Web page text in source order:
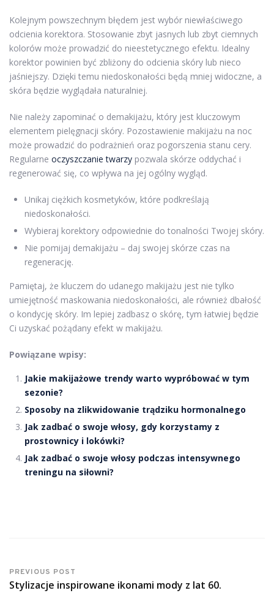
Kolejnym powszechnym błędem jest wybór niewłaściwego
odcienia korektora. Stosowanie zbyt jasnych lub zbyt ciemnych
kolorów może prowadzić do nieestetycznego efektu. Idealny
korektor powinien być zbliżony do odcienia skóry lub nieco
jaśniejszy. Dzięki temu niedoskonałości będą mniej widoczne, a
skóra będzie wyglądała naturalniej.
Nie należy zapominać o demakijażu, który jest kluczowym
elementem pielęgnacji skóry. Pozostawienie makijażu na noc
może prowadzić do podrażnień oraz pogorszenia stanu cery.
Regularne oczyszczanie twarzy pozwala skórze oddychać i
regenerować się, co wpływa na jej ogólny wygląd.
Unikaj ciężkich kosmetyków, które podkreślają
niedoskonałości.
Wybieraj korektory odpowiednie do tonalności Twojej skóry.
Nie pomijaj demakijażu – daj swojej skórze czas na
regenerację.
Pamiętaj, że kluczem do udanego makijażu jest nie tylko
umiejętność maskowania niedoskonałości, ale również dbałość
o kondycję skóry. Im lepiej zadbasz o skórę, tym łatwiej będzie
Ci uzyskać pożądany efekt w makijażu.
Powiązane wpisy:
Jakie makijażowe trendy warto wypróbować w tym
sezonie?
Sposoby na zlikwidowanie trądziku hormonalnego
Jak zadbać o swoje włosy, gdy korzystamy z
prostownicy i lokówki?
Jak zadbać o swoje włosy podczas intensywnego
treningu na siłowni?
PREVIOUS POST
Stylizacje inspirowane ikonami mody z lat 60.